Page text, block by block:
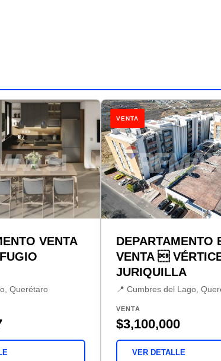
VENTA
Querétaro
VENTA
DEPARTAMENTO
VENTA 
JURIQUILLA
📍 Cumbres del Lago,
VENTA
$3,100,000
VER DETALLE